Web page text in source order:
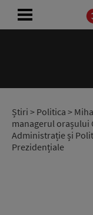
Știri > Politica >
managerul orașului
Administrație și
Prezidențiale
RADIO
CONCURSURI